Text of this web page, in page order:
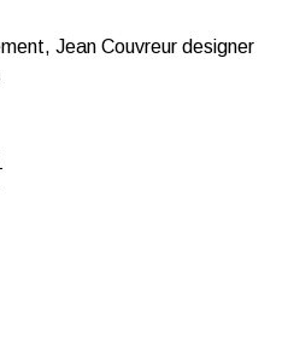
Jean Couvreur designer